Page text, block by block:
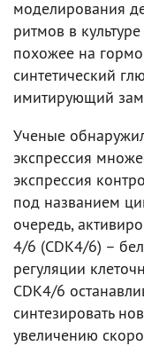
моделирования
ритмов в
похожее на
синтетический
имитирующий
Ученые
экспрессия
экспрессия
под названием
очередь,
4/6 (CDK4/6) –
регуляции
CDK4/6
синтезировать
увеличению